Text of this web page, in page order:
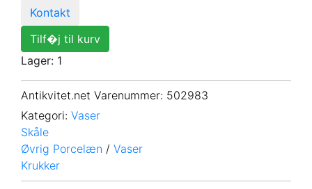
Kontakt
Tilf�j til kurv
Lager: 1
Antikvitet.net Varenummer: 502983
Kategori: Vaser
Skåle
Øvrig Porcelæn / Vaser
Krukker